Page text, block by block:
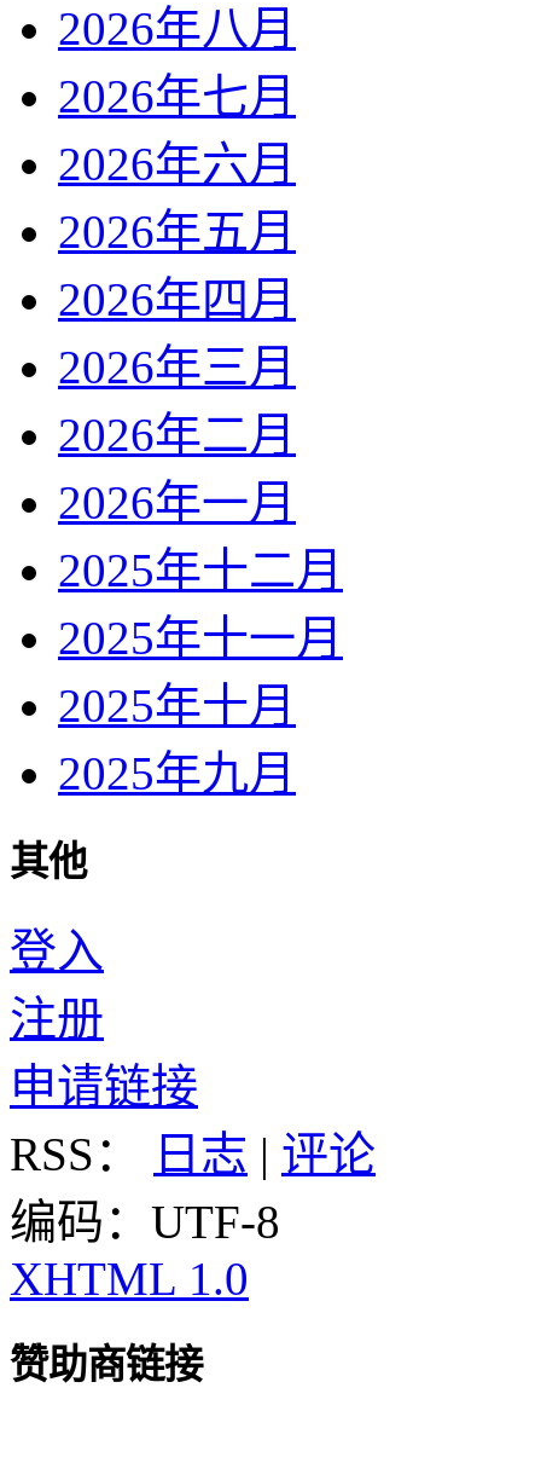
2026年八月
2026年七月
2026年六月
2026年五月
2026年四月
2026年三月
2026年二月
2026年一月
2025年十二月
2025年十一月
2025年十月
2025年九月
其他
登入
注册
申请链接
RSS：
日志 | 评论
编码：UTF-8
XHTML 1.0
赞助商链接